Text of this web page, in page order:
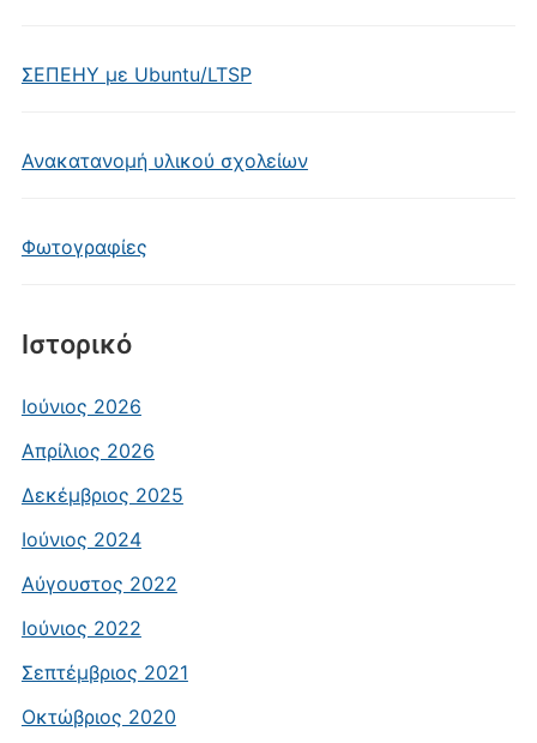
ΣΕΠΕΗΥ με Ubuntu/LTSP
Ανακατανομή υλικού σχολείων
Φωτογραφίες
Ιστορικό
Ιούνιος 2026
Απρίλιος 2026
Δεκέμβριος 2025
Ιούνιος 2024
Αύγουστος 2022
Ιούνιος 2022
Σεπτέμβριος 2021
Οκτώβριος 2020